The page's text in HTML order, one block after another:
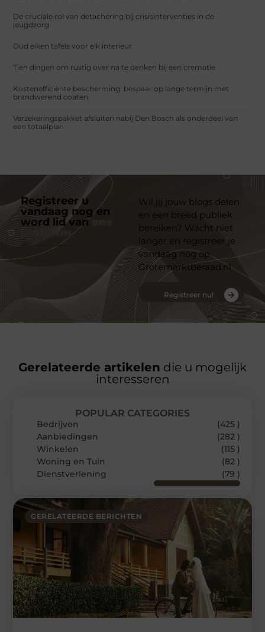
De cruciale rol van detachering bij crisisinterventies in de
jeugdzorg
Oud eiken tafels voor elk interieur
Tien dingen om rustig over na te denken bij een crematie
Kostenefficiënte bescherming: bespaar op lange termijn met
brandwerend coaten
Verzekeringspakket afsluiten nabij Den Bosch als onderdeel van
een totaalplan
Registreer u
vandaag nog en
word lid van
platform
Wil jij jouw blogs delen
en een breed publiek
bereiken? Wacht niet
langer en registreer je
vandaag nog op
Grotemarktberaad.nl
Registreer nu!
Gerelateerde artikelen die u mogelijk
interesseren
GERELATEERDE BERICHTEN
POPULAR CATEGORIES
Bedrijven
(425 )
Aanbiedingen
(282 )
Winkelen
(115 )
Woning en Tuin
(82 )
Dienstverlening
(79 )